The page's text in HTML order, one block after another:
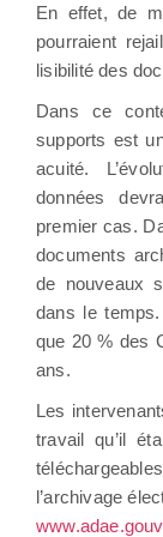
En effet, de
pourraient
lisibilité des
Dans ce
supports est
acuité.
données
premier cas.
documents
de nouveaux
dans le
que 20 % des
ans.
Les
travail qu’il
l’archivage